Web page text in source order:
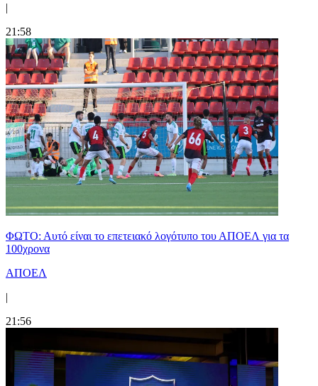
|
21:58
ΦΩΤΟ: Αυτό είναι το επετειακό λογότυπο του ΑΠΟΕΛ για τα
100χρονα
ΑΠΟΕΛ
|
21:56